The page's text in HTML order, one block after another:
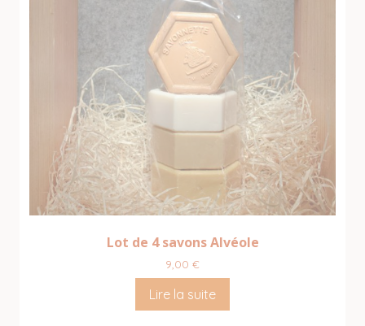
Lot de 4 savons Alvéole
9,00 €
Lire la suite